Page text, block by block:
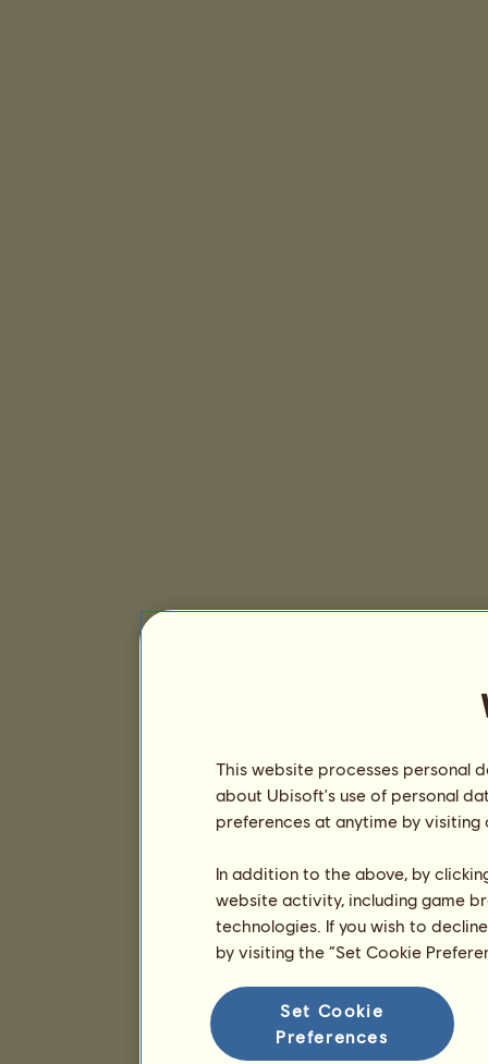
This website processes personal
about Ubisoft's use of personal
preferences at anytime by
In addition to the above, by
website activity, including game
technologies. If you wish to
by visiting the “Set Cookie
Set Cookie
Preferences